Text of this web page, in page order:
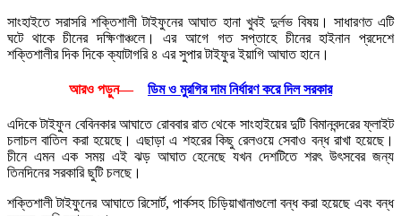
সাংহাইতে সরাসরি শক্তিশালী টাইফুনের আঘাত হানা খুবই দুর্লভ বিষয়। সাধারণত এটি
ঘটে থাকে চীনের দক্ষিণাঞ্চলে। এর আগে গত সপ্তাহে চীনের হাইনান প্রদেশে
শক্তিশালীর দিক দিকে ক্যাটাগরি ৪ এর সুপার টাইফুর ইয়াগি আঘাত হানে।
আরও পড়ুন— ডিম ও মুরগির দাম নির্ধারণ করে দিল সরকার
এদিকে টাইফুন বেবিনকার আঘাতে রোববার রাত থেকে সাংহাইয়ের দুটি বিমানবন্দরের ফ্লাইট
চলাচল বাতিল করা হয়েছে। এছাড়া এ শহরের কিছু রেলওয়ে সেবাও বন্ধ রাখা হয়েছে।
চীনে এমন এক সময় এই ঝড় আঘাত হেনেছে যখন দেশটিতে শরৎ উৎসবের জন্য
তিনদিনের সরকারি ছুটি চলছে।
শক্তিশালী টাইফুনের আঘাতে রিসোর্ট, পার্কসহ চিড়িয়াখানাগুলো বন্ধ করা হয়েছে এবং বন্ধ